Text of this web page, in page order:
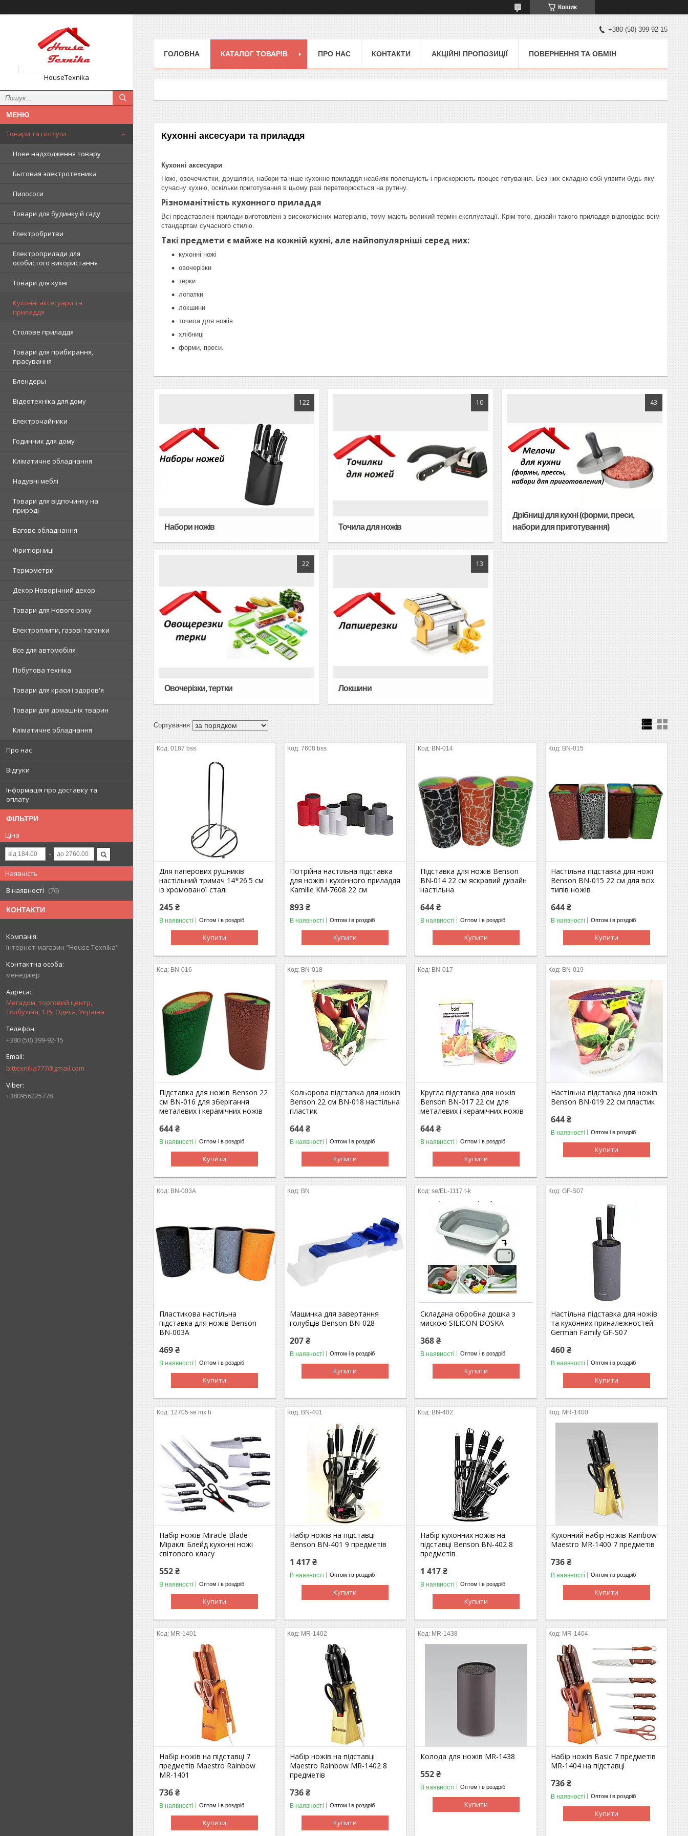
Кошик
HouseTexnika
Товари та послуги
Нове надходження товару
Бытовая электротехника
Пилососи
Товари для будинку й саду
Електробритви
Електроприлади для
особистого використання
Товари для кухні
Кухонні аксесуари та
приладдя
Столове приладдя
Товари для прибирання,
прасування
Блендеры
Відеотехніка для дому
Електрочайники
Годинник для дому
Кліматичне обладнання
Надувні меблі
Товари для відпочинку на
природі
Вагове обладнання
Фритюрниці
Термометри
Декор.Новорічний декор
Товари для Нового року
Електроплити, газові таганки
Все для автомобіля
Побутова техніка
Товари для краси і здоров'я
Товари для домашніх тварин
Кліматичне обладнання
Про нас
Відгуки
Інформація про доставку та
оплату
ФІЛЬТРИ
Ціна
Наявність
В наявності
76
КОНТАКТИ
Інтернет-магазин "House Texnika"
менеджер
Мегадом, торговий центр,
Толбухіна, 135, Одеса, Україна
+380 (50) 399-92-15
bittexnika777@gmail.com
+380956225778
+380 (50) 399-92-15
ГОЛОВНА КАТАЛОГ ТОВАРІВ ПРО НАС КОНТАКТИ АКЦІЙНІ ПРОПОЗИЦІЇ ПОВЕРНЕННЯ ТА ОБМІН
Кухонні аксесуари та приладдя
Кухонні аксесуари
Ножі, овочечистки, друшляки, набори та інше кухонне приладдя неабияк полегшують і прискорюють процес готування. Без них складно собі уявити будь-яку
сучасну кухню, оскільки приготування в цьому разі перетворюється на рутину.
Різноманітність кухонного приладдя
Всі представлені прилади виготовлені з високоякісних матеріалів, тому мають великий термін експлуатації. Крім того, дизайн такого приладдя відповідає всім
стандартам сучасного стилю.
Такі предмети є майже на кожній кухні, але найпопулярніші серед них:
кухонні ножі
овочерізки
терки
лопатки
локшини
точила для ножів
хлібниці
форми, преси.
122
Набори ножів
10
Точила для ножів
43
Дрібниці для кухні (форми, преси,
набори для приготування)
22
Овочерізки, тертки
13
Локшини
0187 bss
Для паперових рушників
настільний тримач 14*26.5 см
із хромованої сталі
245 ₴
В наявності Оптом і в роздріб
Купити
7608 bss
Потрійна настільна підставка
для ножів і кухонного приладдя
Kamille KM-7608 22 см
893 ₴
В наявності Оптом і в роздріб
Купити
BN-014
Підставка для ножів Benson
BN-014 22 см яскравий дизайн
настільна
644 ₴
В наявності Оптом і в роздріб
Купити
BN-015
Настільна підставка для ножі
Benson BN-015 22 см для всіх
типів ножів
644 ₴
В наявності Оптом і в роздріб
Купити
BN-016
Підставка для ножів Benson 22
см BN-016 для зберігання
металевих і керамічних ножів
644 ₴
В наявності Оптом і в роздріб
Купити
BN-018
Кольорова підставка для ножів
Benson 22 см BN-018 настільна
пластик
644 ₴
В наявності Оптом і в роздріб
Купити
BN-017
Кругла підставка для ножів
Benson BN-017 22 см для
металевих і керамічних ножів
644 ₴
В наявності Оптом і в роздріб
Купити
BN-019
Настільна підставка для ножів
Benson BN-019 22 см пластик
644 ₴
В наявності Оптом і в роздріб
Купити
BN-003A
Пластикова настільна
підставка для ножів Benson
BN-003A
469 ₴
В наявності Оптом і в роздріб
Купити
BN
Машинка для завертання
голубців Benson BN-028
207 ₴
В наявності Оптом і в роздріб
Купити
se/EL-1117 t-k
Складана обробна дошка з
мискою SILICON DOSKA
368 ₴
В наявності Оптом і в роздріб
Купити
GF-S07
Настільна підставка для ножів
та кухонних приналежностей
German Family GF-S07
460 ₴
В наявності Оптом і в роздріб
Купити
12705 se mx h
Набір ножів Miracle Blade
Міраклі Блейд кухонні ножі
світового класу
552 ₴
В наявності Оптом і в роздріб
Купити
BN-401
Набір ножів на підставці
Benson BN-401 9 предметів
1 417 ₴
В наявності Оптом і в роздріб
Купити
BN-402
Набір кухонних ножів на
підставці Benson BN-402 8
предметів
1 417 ₴
В наявності Оптом і в роздріб
Купити
MR-1400
Кухонний набір ножів Rainbow
Maestro MR-1400 7 предметів
736 ₴
В наявності Оптом і в роздріб
Купити
MR-1401
Набір ножів на підставці 7
предметів Maestro Rainbow
MR-1401
736 ₴
В наявності Оптом і в роздріб
Купити
MR-1402
Набір ножів на підставці
Maestro Rainbow MR-1402 8
предметів
736 ₴
В наявності Оптом і в роздріб
Купити
MR-1438
Колода для ножів MR-1438
552 ₴
В наявності Оптом і в роздріб
Купити
MR-1404
Набір ножів Basic 7 предметів
MR-1404 на підставці
736 ₴
В наявності Оптом і в роздріб
Купити